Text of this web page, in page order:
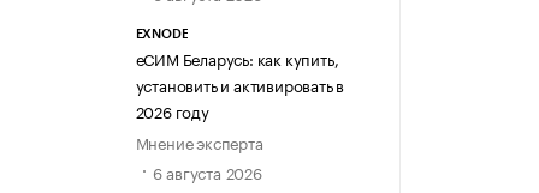
EXNODE
еСИМ Беларусь: как купить,
установить и активировать в
2026 году
Мнение эксперта
6 августа 2026